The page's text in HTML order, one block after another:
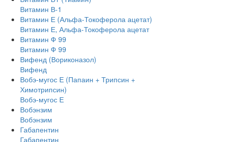
Витамин В-1
Витамин Е (Альфа-Токоферола ацетат)
Витамин Е, Альфа-Токоферола ацетат
Витамин Ф 99
Витамин Ф 99
Вифенд (Вориконазол)
Вифенд
Вобэ-мугос Е (Папаин + Трипсин +
Химотрипсин)
Вобэ-мугос Е
Вобэнзим
Вобэнзим
Габапентин
Габапентин